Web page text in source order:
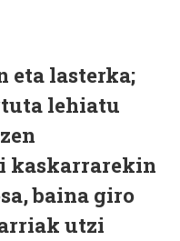
eta lasterka;
lehiatu
kaskarrarekin
baina giro
utzi